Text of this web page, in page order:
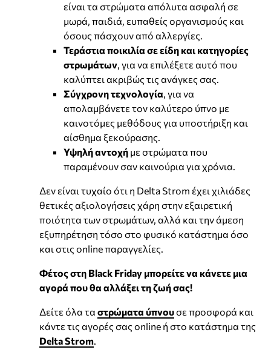
είναι τα στρώματα απόλυτα ασφαλή σε
μωρά, παιδιά, ευπαθείς οργανισμούς και
όσους πάσχουν από αλλεργίες.
Τεράστια ποικιλία σε είδη και κατηγορίες
στρωμάτων, για να επιλέξετε αυτό που
καλύπτει ακριβώς τις ανάγκες σας.
Σύγχρονη τεχνολογία, για να
απολαμβάνετε τον καλύτερο ύπνο με
καινοτόμες μεθόδους για υποστήριξη και
αίσθημα ξεκούρασης.
Υψηλή αντοχή με στρώματα που
παραμένουν σαν καινούρια για χρόνια.
Δεν είναι τυχαίο ότι η Delta Strom έχει χιλιάδες
θετικές αξιολογήσεις χάρη στην εξαιρετική
ποιότητα των στρωμάτων, αλλά και την άμεση
εξυπηρέτηση τόσο στο φυσικό κατάστημα όσο
και στις online παραγγελίες.
Φέτος στη Black Friday μπορείτε να κάνετε μια
αγορά που θα αλλάξει τη ζωή σας!
Δείτε όλα τα στρώματα ύπνουσε προσφορά και
κάντε τις αγορές σας online ή στο κατάστημα της
Delta Strom.